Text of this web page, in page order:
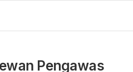
Pengawas